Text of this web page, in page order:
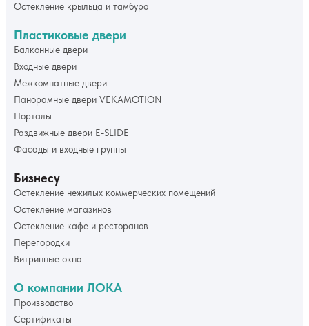
Остекление крыльца и тамбура
Пластиковые двери
Балконные двери
Входные двери
Межкомнатные двери
Панорамные двери VEKAMOTION
Порталы
Раздвижные двери E-SLIDE
Фасады и входные группы
Бизнесу
Остекление нежилых коммерческих помещений
Остекление магазинов
Остекление кафе и ресторанов
Перегородки
Витринные окна
О компании ЛОКА
Производство
Сертификаты